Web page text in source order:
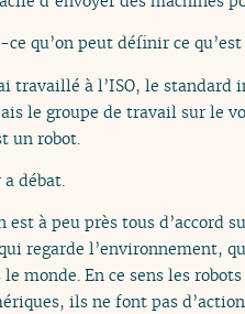
ce qu’on peut définir ce
travaillé à l’ISO, le
le groupe de travail sur le
un robot.
débat.
est à peu près tous d’accord
regarde l’environnement,
monde. En ce sens les
ils ne font pas